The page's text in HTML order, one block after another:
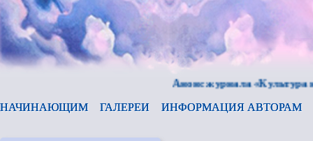
Анонс журнала «Культура и
НАЧИНАЮЩИМ ГАЛЕРЕИ ИНФОРМАЦИЯ АВТОРАМ